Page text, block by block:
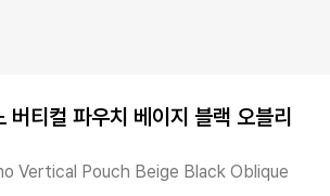
버티컬 파우치 베이지 블랙 오블리
Vertical Pouch Beige Black Oblique